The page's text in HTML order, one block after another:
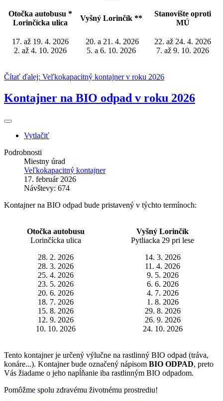
Otočka autobusu *
Lorinčícka ulica
Vyšný Lorinčík **
Stanovište oproti
MÚ
17. až 19. 4. 2026
2. až 4. 10. 2026
20. a 21. 4. 2026
5. a 6. 10. 2026
22. až 24. 4. 2026
7. až 9. 10. 2026
Čítať ďalej: Veľkokapacitný kontajner v roku 2026
Kontajner na BIO odpad v roku 2026
Vytlačiť
Podrobnosti
Miestny úrad
Veľkokapacitný kontajner
17. február 2026
Návštevy: 674
Kontajner na BIO odpad bude pristavený v týchto termínoch:
Otočka autobusu
Lorinčícka ulica
28. 2. 2026
28. 3. 2026
25. 4. 2026
23. 5. 2026
20. 6. 2026
18. 7. 2026
15. 8. 2026
12. 9. 2026
10. 10. 2026
Vyšný Lorinčík
Pytliacka 29 pri lese
14. 3. 2026
11. 4. 2026
9. 5. 2026
6. 6. 2026
4. 7. 2026
1. 8. 2026
29. 8. 2026
26. 9. 2026
24. 10. 2026
Tento kontajner je určený výlučne na rastlinný BIO odpad (tráva,
konáre...). Kontajner bude označený nápisom BIO ODPAD, preto
Vás žiadame o jeho napĺňanie iba rastlinným BIO odpadom.
Pomôžme spolu zdravému životnému prostrediu!